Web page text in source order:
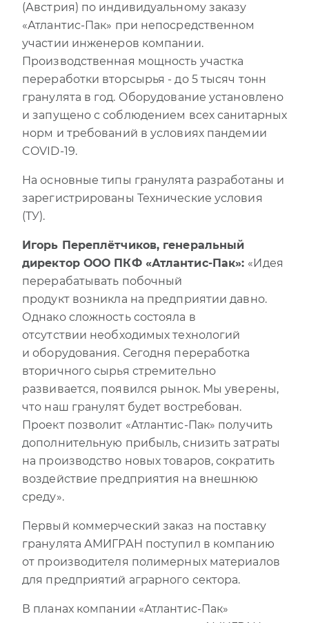
(Австрия) по индивидуальному заказу
«Атлантис-Пак» при непосредственном
участии инженеров компании.
Производственная мощность участка
переработки вторсырья - до 5 тысяч тонн
гранулята в год. Оборудование установлено
и запущено с соблюдением всех санитарных
норм и требований в условиях пандемии
COVID-19.
На основные типы гранулята разработаны и
зарегистрированы Технические условия
(ТУ).
Игорь Переплётчиков, генеральный
директор ООО ПКФ «Атлантис-Пак»: «Идея
перерабатывать побочный
продукт возникла на предприятии давно.
Однако сложность состояла в
отсутствии необходимых технологий
и оборудования. Сегодня переработка
вторичного сырья стремительно
развивается, появился рынок. Мы уверены,
что наш гранулят будет востребован.
Проект позволит «Атлантис-Пак» получить
дополнительную прибыль, снизить затраты
на производство новых товаров, сократить
воздействие предприятия на внешнюю
среду».
Первый коммерческий заказ на поставку
гранулята АМИГРАН поступил в компанию
от производителя полимерных материалов
для предприятий аграрного сектора.
В планах компании «Атлантис-Пак»